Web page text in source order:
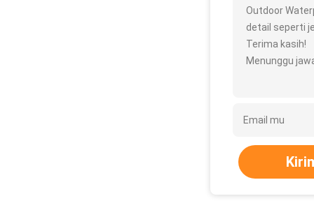
Outdoor
detail seperti
Terima kasih!
Menunggu